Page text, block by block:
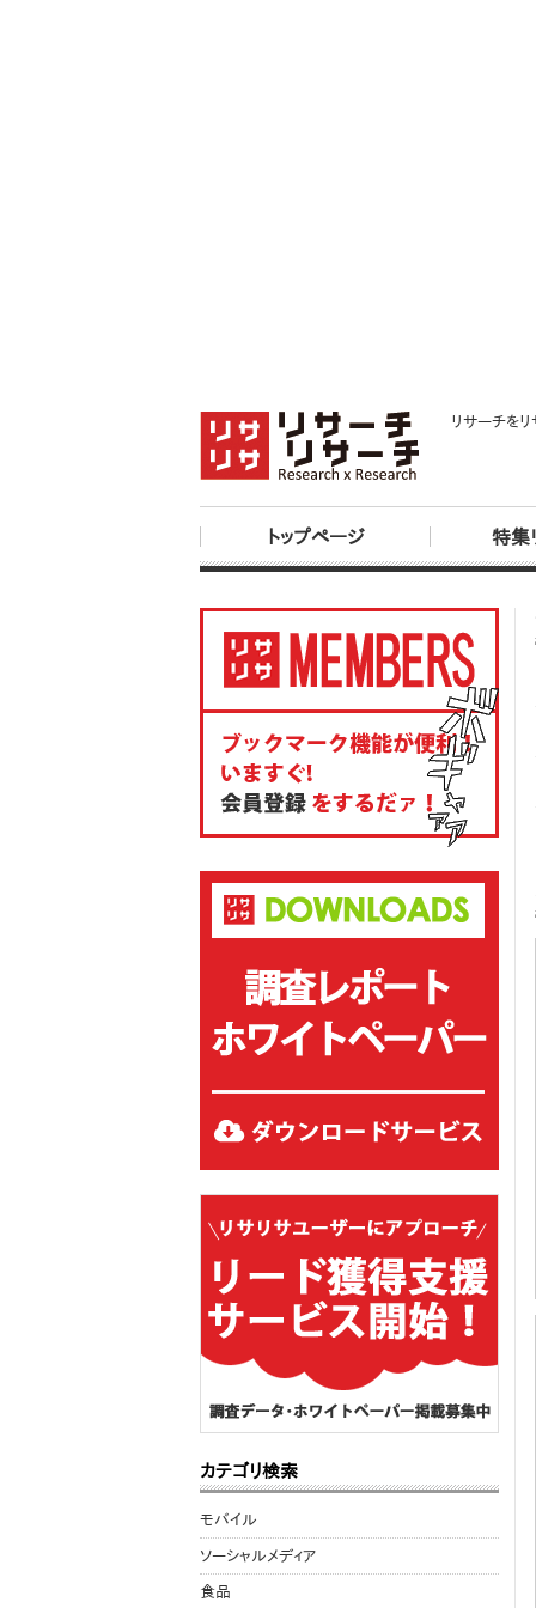
リサーチを
トップページ 特集
カテゴリ検索
モバイル
ソーシャルメディア
食品